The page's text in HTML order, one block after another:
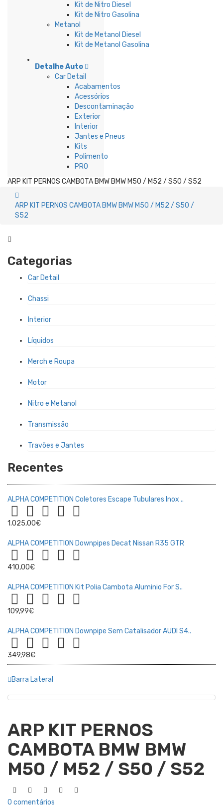
Kit de Nitro Diesel
Kit de Nitro Gasolina
Metanol
Kit de Metanol Diesel
Kit de Metanol Gasolina
Detalhe Auto
Car Detail
Acabamentos
Acessórios
Descontaminação
Exterior
Interior
Jantes e Pneus
Kits
Polimento
PRO
ARP KIT PERNOS CAMBOTA BMW BMW M50 / M52 / S50 / S52
ARP KIT PERNOS CAMBOTA BMW BMW M50 / M52 / S50 /
S52
Categorias
Car Detail
Chassi
Interior
Líquidos
Merch e Roupa
Motor
Nitro e Metanol
Transmissão
Travões e Jantes
Recentes
ALPHA COMPETITION Coletores Escape Tubulares Inox ..
1.025,00€
ALPHA COMPETITION Downpipes Decat Nissan R35 GTR
410,00€
ALPHA COMPETITION Kit Polia Cambota Aluminio For S..
109,99€
ALPHA COMPETITION Downpipe Sem Catalisador AUDI S4..
349,98€
Barra Lateral
ARP KIT PERNOS
CAMBOTA BMW BMW
M50 / M52 / S50 / S52
0 comentários